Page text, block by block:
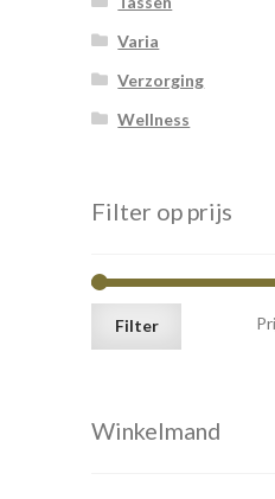
Varia
Verzorging
Wellness
Filter op prijs
Filter
Winkelmand